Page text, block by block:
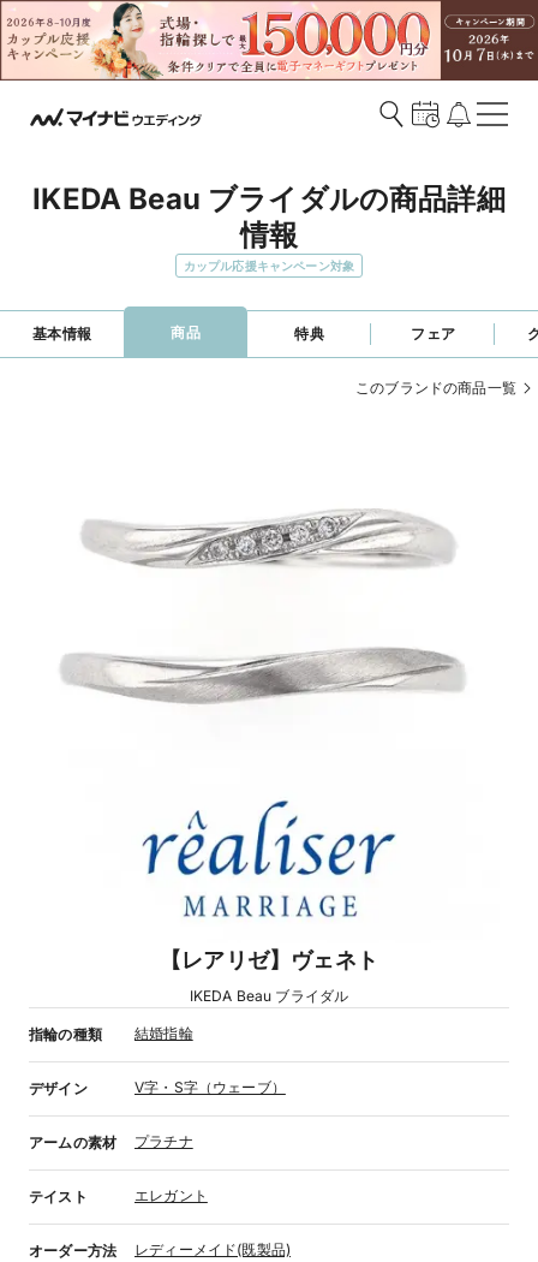
IKEDA Beau ブライダルの商品詳細
情報
カップル応援キャンペーン対象
基本情報 商品 特典 フェア
このブランドの商品一覧
【レアリゼ】ヴェネト
IKEDA Beau ブライダル
指輪の種類 結婚指輪
デザイン V字・S字（ウェーブ）
アームの素材 プラチナ
テイスト エレガント
オーダー方法 レディーメイド(既製品)